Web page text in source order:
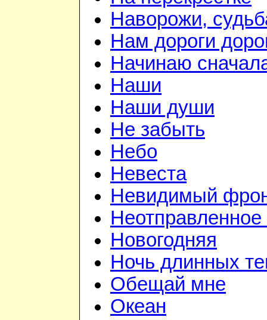
Наворожи,
Нам дороги
Начинаю
Наши
Наши души
Не забыть
Небо
Невеста
Невидимый
Новогодняя
Ночь длинных
Обещай мне
Океан